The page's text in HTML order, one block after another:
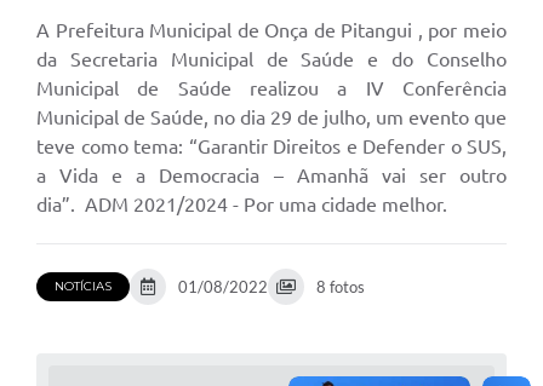
A Prefeitura Municipal de Onça de Pitangui , por meio
da Secretaria Municipal de Saúde e do Conselho
Municipal de Saúde realizou a IV Conferência
Municipal de Saúde, no dia 29 de julho, um evento que
teve como tema: “Garantir Direitos e Defender o SUS,
a Vida e a Democracia – Amanhã vai ser outro
dia”. ADM 2021/2024 - Por uma cidade melhor.
NOTÍCIAS 01/08/2022 8 fotos